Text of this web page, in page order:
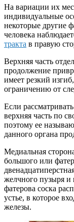
На вариации их
индивидуальные
некоторые другие
человека
тракта в правую
Верхняя часть
продолжение
имеет резкий
ограничению от
Если
верхняя часть по
поэтому ее
данного органа
Медиальная
большого или
желчного пузыря и
фатерова соска
устье, в которое
железы.